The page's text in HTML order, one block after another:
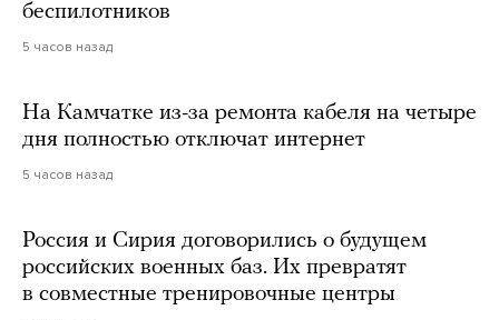
беспилотников
5 часов назад
На Камчатке из-за ремонта кабеля на четыре
дня полностью отключат интернет
5 часов назад
Россия и Сирия договорились о будущем
российских военных баз. Их превратят
в совместные тренировочные центры